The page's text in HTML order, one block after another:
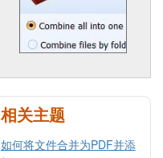
相关主题
如何将文件合并为PDF并添